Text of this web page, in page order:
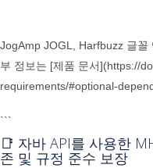
JogAmp JOGL, Harfbuzz 글꼴
부 정보는 [제품 문서](https://
requirements/#optional-
```
📑 자바 API를 사용한
존 및 규정 준수 보장